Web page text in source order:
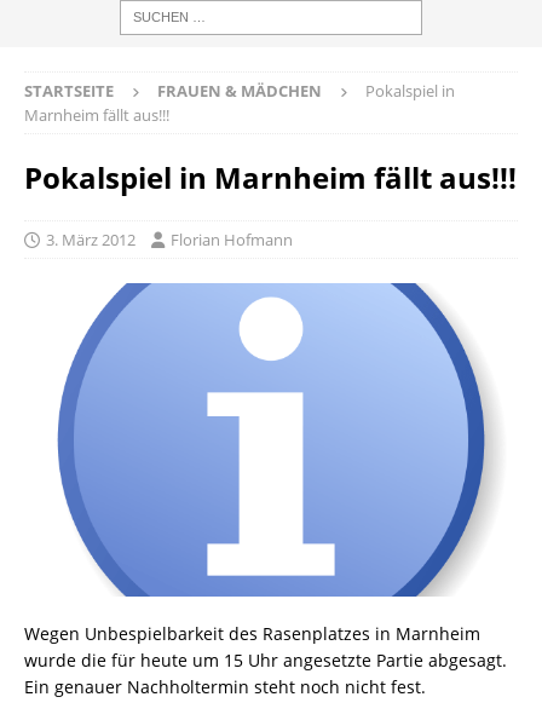
STARTSEITE FRAUEN & MÄDCHEN
Pokalspiel in
Marnheim fällt aus!!!
Pokalspiel in Marnheim fällt aus!!!
3. März 2012 Florian Hofmann
Wegen Unbespielbarkeit des Rasenplatzes in Marnheim
wurde die für heute um 15 Uhr angesetzte Partie abgesagt.
Ein genauer Nachholtermin steht noch nicht fest.